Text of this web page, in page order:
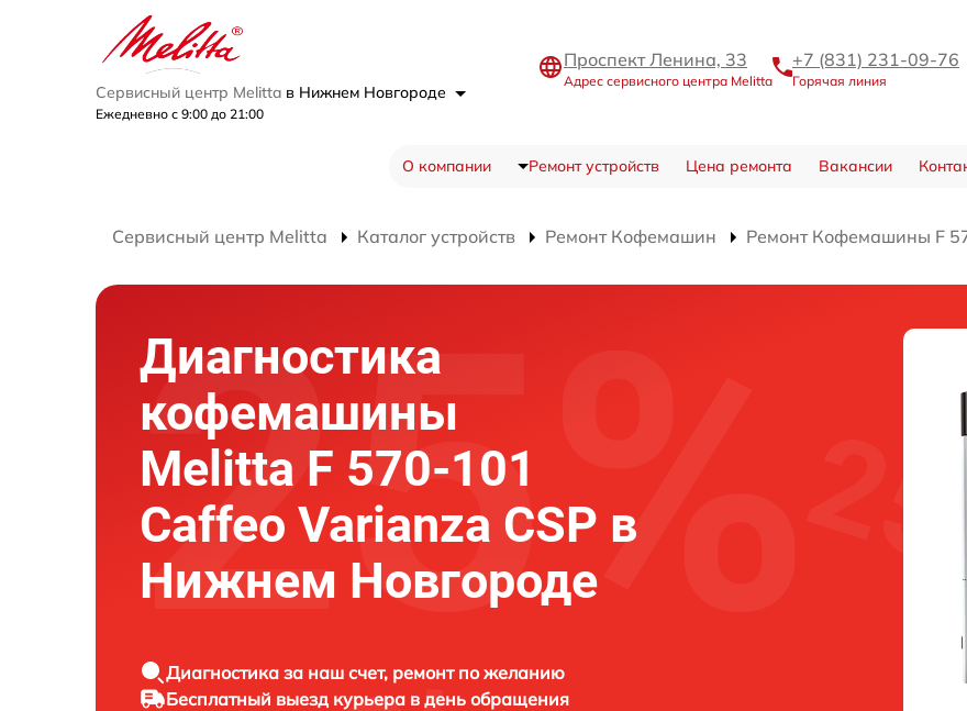
Сервисный центр Melitta в Нижнем Новгороде
Ежедневно с 9:00 до 21:00
Проспект Ленина, 33
Адрес сервисного центра Melitta
+7 (831) 231-09-76
Горячая линия
О компании Ремонт устройств Цена ремонта Вакансии
Сервисный центр Melitta Каталог устройств Ремонт Кофемашин Ремонт Кофемашины F
Диагностика
кофемашины
Melitta F 570-101
Caffeo Varianza CSP в
Нижнем Новгороде
Диагностика за наш счет, ремонт по желанию
Бесплатный выезд курьера в день обращения